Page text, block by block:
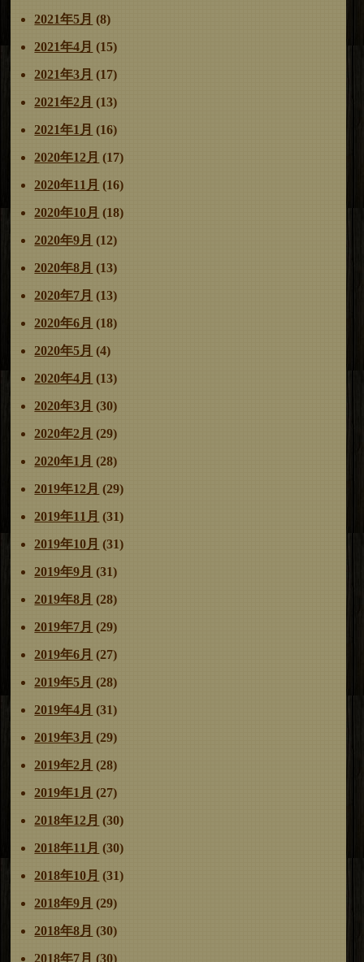
2021年5月 (8)
2021年4月 (15)
2021年3月 (17)
2021年2月 (13)
2021年1月 (16)
2020年12月 (17)
2020年11月 (16)
2020年10月 (18)
2020年9月 (12)
2020年8月 (13)
2020年7月 (13)
2020年6月 (18)
2020年5月 (4)
2020年4月 (13)
2020年3月 (30)
2020年2月 (29)
2020年1月 (28)
2019年12月 (29)
2019年11月 (31)
2019年10月 (31)
2019年9月 (31)
2019年8月 (28)
2019年7月 (29)
2019年6月 (27)
2019年5月 (28)
2019年4月 (31)
2019年3月 (29)
2019年2月 (28)
2019年1月 (27)
2018年12月 (30)
2018年11月 (30)
2018年10月 (31)
2018年9月 (29)
2018年8月 (30)
2018年7月 (30)